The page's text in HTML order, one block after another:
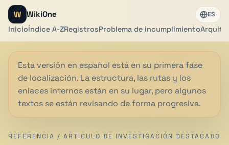
W WikiOne
InicioÍndice A-ZRegistrosProblema de incumplimiento
ES
Esta versión en español está en su primera fase
de localización. La estructura, las rutas y los
enlaces internos están en su lugar, pero algunos
textos se están revisando de forma progresiva.
REFERENCIA / ARTÍCULO DE INVESTIGACIÓN DESTACADO